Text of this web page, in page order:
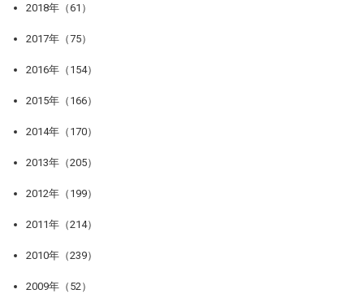
2018年（61）
2017年（75）
2016年（154）
2015年（166）
2014年（170）
2013年（205）
2012年（199）
2011年（214）
2010年（239）
2009年（52）